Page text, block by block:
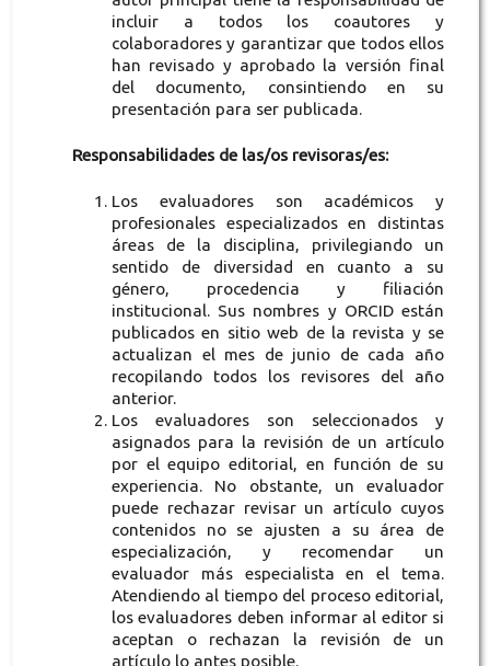
incluir a todos los coautores y
colaboradores y garantizar que todos ellos
han revisado y aprobado la versión final
del documento, consintiendo en su
presentación para ser publicada.
Responsabilidades de las/os revisoras/es:
Los evaluadores son académicos y
profesionales especializados en distintas
áreas de la disciplina, privilegiando un
sentido de diversidad en cuanto a su
género, procedencia y filiación
institucional. Sus nombres y ORCID están
publicados en sitio web de la revista y se
actualizan el mes de junio de cada año
recopilando todos los revisores del año
anterior.
Los evaluadores son seleccionados y
asignados para la revisión de un artículo
por el equipo editorial, en función de su
experiencia. No obstante, un evaluador
puede rechazar revisar un artículo cuyos
contenidos no se ajusten a su área de
especialización, y recomendar un
evaluador más especialista en el tema.
Atendiendo al tiempo del proceso editorial,
los evaluadores deben informar al editor si
aceptan o rechazan la revisión de un
artículo lo antes posible.